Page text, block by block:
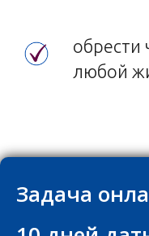
обрести
любой
Задача